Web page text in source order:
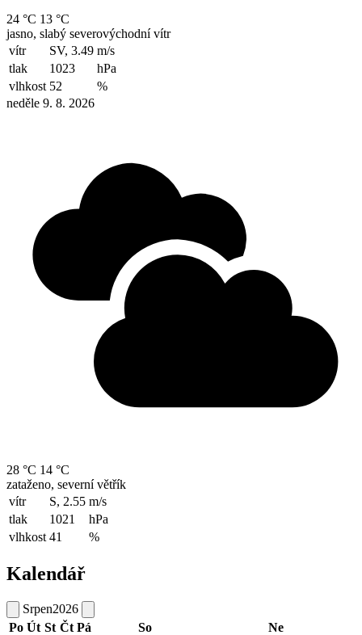
24 °C 13 °C
jasno, slabý severovýchodní vítr
vítr
SV, 3.49 m/s
tlak
1023
hPa
vlhkost 52
%
neděle 9. 8. 2026
28 °C 14 °C
zataženo, severní větřík
vítr
S, 2.55 m/s
tlak
1021
hPa
vlhkost 41 %
Kalendář
Srpen2026
Po Út St Čt Pá So
Ne